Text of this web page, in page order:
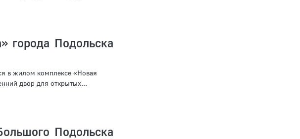
города Подольска
в жилом комплексе «Новая
двор для открытых...
Подольска